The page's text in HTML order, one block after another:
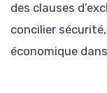
des clauses
concilier
économique